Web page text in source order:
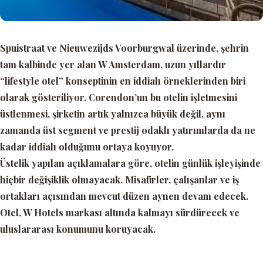
Spuistraat ve Nieuwezijds Voorburgwal üzerinde, şehrin
tam kalbinde yer alan W Amsterdam, uzun yıllardır
“lifestyle otel” konseptinin en iddialı örneklerinden biri
olarak gösteriliyor. Corendon’un bu otelin işletmesini
üstlenmesi, şirketin artık yalnızca büyük değil, aynı
zamanda üst segment ve prestij odaklı yatırımlarda da ne
kadar iddialı olduğunu ortaya koyuyor.
Üstelik yapılan açıklamalara göre, otelin günlük işleyişinde
hiçbir değişiklik olmayacak. Misafirler, çalışanlar ve iş
ortakları açısından mevcut düzen aynen devam edecek.
Otel, W Hotels markası altında kalmayı sürdürecek ve
uluslararası konumunu koruyacak.